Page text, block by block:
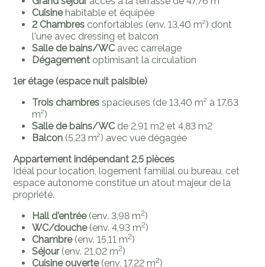
Cuisinehabitable et équipée
2 Chambres confortables (env. 13,40 m²) dont
l'une avec dressing et balcon
Salle de bains/WC avec carrelage
Dégagement optimisant la circulation
1er étage (espace nuit paisible)
Trois chambres spacieuses (de 13,40 m² à 17,63
m²)
Salle de bains/WC de 2,91 m2 et 4,83 m2
Balcon (5,23 m²) avec vue dégagée
Appartement indépendant 2,5 pièces
Idéal pour location, logement familial ou bureau, cet
espace autonome constitue un atout majeur de la
propriété.
Hall d'entrée(env. 3,98 m2)
WC/douche(env. 4,93 m2)
Chambre(env. 15,11 m2)
Séjour(env. 21,02 m2)
Cuisine ouverte (env. 17,22 m2)